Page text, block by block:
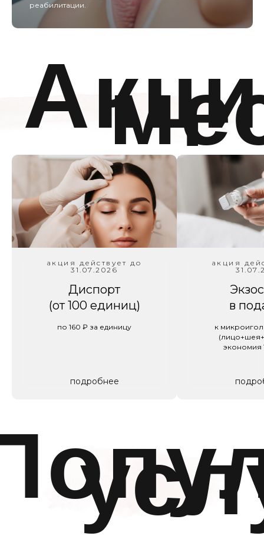
реабилитации.
акция действует до
31.07.2026
Диспорт
(от 100 единиц)
по 160 ₽ за единицу
подробнее
акция
в
к
экономия
Современный аппарат для газожидкостного
пилинга, который сочетает глубокое очищение,
деликатное обновление кожи, лимфодренаж и
О
гармонично сочетаются современные технологии,
профессионализм мастеров и атмосфера уюта. Здесь
каждая деталь продумана для того, чтобы вы могли
расслабиться, почувствовать заботу и насладиться
процессом преображения.
У нас вы сможете подчеркнуть свою естественную
красоту, сохранить молодость и здоровье, а также
выразить свою индивидуальность.
Мы ценим каждого клиента и делаем всё возможное,
вернуться снова!
ПОДРОБНЕЕ